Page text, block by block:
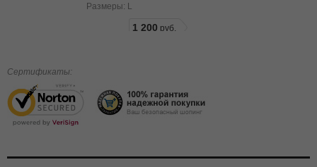
Размеры: L
1 200
Сертификаты: